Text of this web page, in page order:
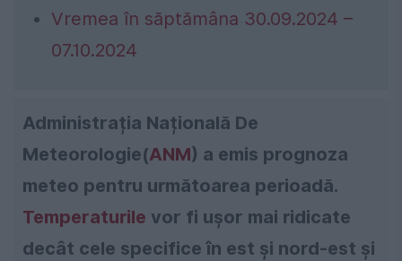
Vremea în săptămâna 30.09.2024 –
07.10.2024
Administrația Națională De
Meteorologie(ANM) a emis prognoza
meteo pentru următoarea perioadă.
Temperaturile vor fi uşor mai ridicate
decât cele specifice în est şi nord-est şi